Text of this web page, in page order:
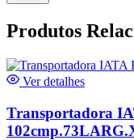
Produtos
Ver detalhes
Transportadora